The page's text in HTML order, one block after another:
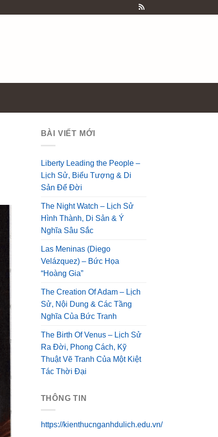
BÀI VIẾT MỚI
Liberty Leading the People –
Lịch Sử, Biểu Tượng & Di
Sản Để Đời
The Night Watch – Lịch Sử
Hình Thành, Di Sản & Ý
Nghĩa Sâu Sắc
Las Meninas (Diego
Velázquez) – Bức Họa
“Hoàng Gia”
The Creation Of Adam – Lịch
Sử, Nội Dung & Các Tầng
Nghĩa Của Bức Tranh
The Birth Of Venus – Lịch Sử
Ra Đời, Phong Cách, Kỹ
Thuật Vẽ Tranh Của Một Kiệt
Tác Thời Đại
THÔNG TIN
https://kienthucnganhdulich.edu.vn/